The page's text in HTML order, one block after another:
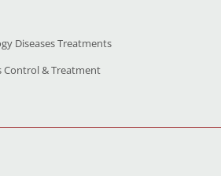
Diseases Treatments
Control & Treatment